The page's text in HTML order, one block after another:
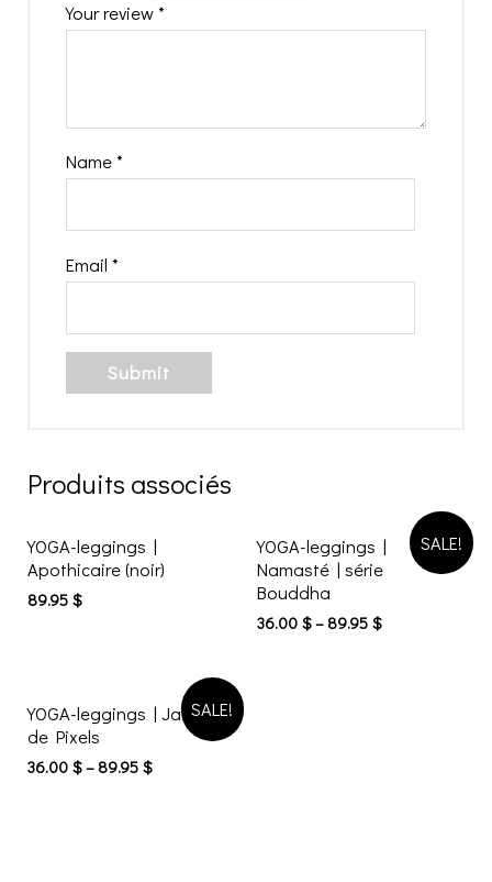
Your review*
Name*
Email*
Produits associés
YOGA-leggings |
Apothicaire (noir)
89.95 $
SALE!
YOGA-leggings |
Namasté | série
Bouddha
36.00 $– 89.95 $
SALE!
YOGA-leggings | Jardin
de Pixels
36.00 $– 89.95 $